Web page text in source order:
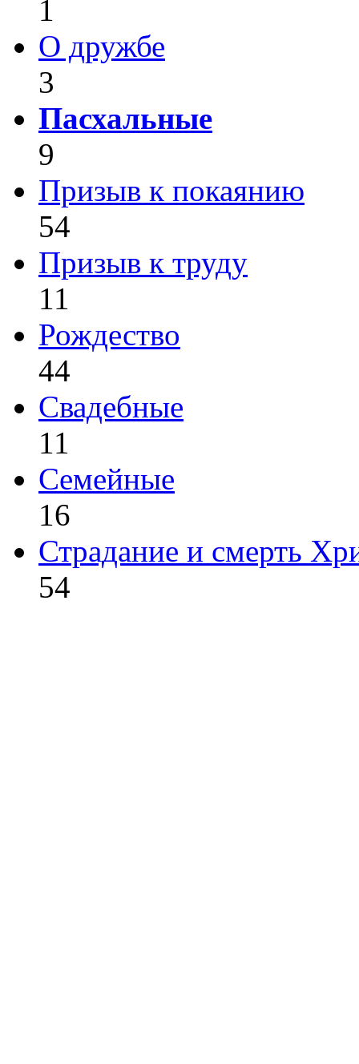
1
О дружбе
3
Пасхальные
9
Призыв к покаянию
54
Призыв к труду
11
Рождество
44
Свадебные
11
Семейные
16
Страдание и смерть
54